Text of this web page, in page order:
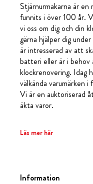
Stjärnurmakarna är
funnits i över 100 år.
vi oss om dig och din
gärna hjälper dig
är intresserad av att
batteri eller är i behov
klockrenovering. Idag
välkända varumärken
Vi är en auktoriserad
äkta varor.
Läs mer här
Information